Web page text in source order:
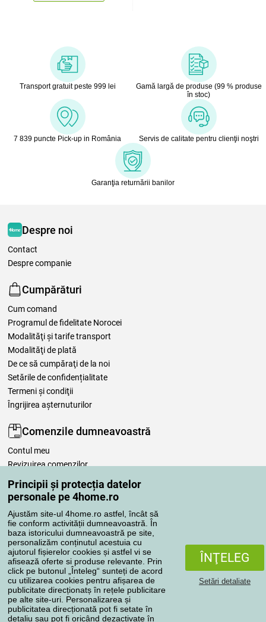
Principii și protecția datelor
personale pe 4home.ro
Ajustăm site-ul 4home.ro astfel, încât să
fie conform activității dumneavoastră. În
baza istoricului dumneavoastră pe site,
personalizăm conținutul acestuia cu
ajutorul fișierelor cookies și astfel vi se
afisează oferte si produse relevante. Prin
click pe butonul „Înteleg“ sunteți de acord
cu utilizarea cookies pentru afișarea de
publicitate direcționatș în rețele publicitare
pe alte site-uri. Personalizarea și
publicitatea direcționată pot fi setate în
detaliu sau pot fi oricând dezactivate în
ÎNŢELEG
Setări detaliate
Transport gratuit peste 999 lei
Gamă largă de produse (99 % produse
în stoc)
7 839 puncte Pick-up in România Servis de calitate pentru clienţii noştri
Garanţia returnării banilor
Despre noi
Contact
Despre companie
Cumpărături
Cum comand
Programul de fidelitate Norocei
Modalităţi şi tarife transport
Modalităţi de plată
De ce să cumpăraţi de la noi
Setările de confidențialitate
Termeni şi condiţii
Îngrijirea așternuturilor
Comenzile dumneavoastră
Contul meu
Revizuirea comenzilor
Reclamaţii
Retragere de la contract
Regulile de procesare a recenziilor
Metode de transport
Metode de plată